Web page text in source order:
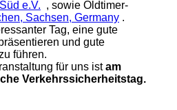
e.V. , sowie Oldtimer-
Sachsen, Germany .
Tag, eine gute
und gute
führen.
für uns istam
Verkehrssicherheitstag.